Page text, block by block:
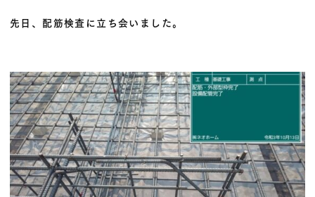
先日、配筋検査に立ち会いました。